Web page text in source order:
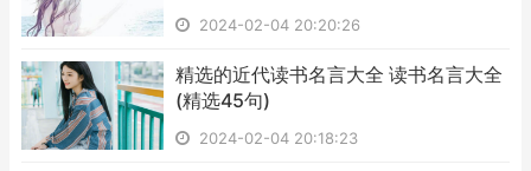
2024-02-04 20:20:26
​精选的近代读书名言大全 读书名言大全
(精选45句)
2024-02-04 20:18:23